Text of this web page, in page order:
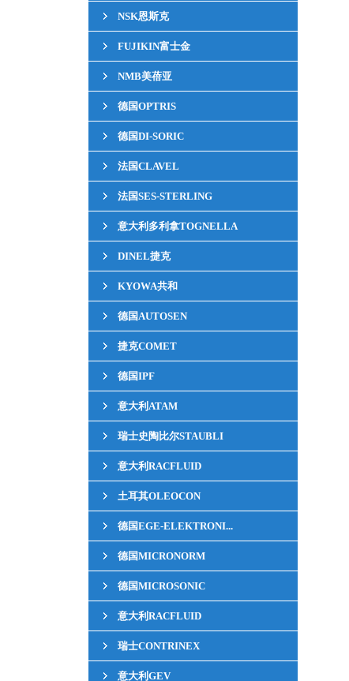
NSK恩斯克
FUJIKIN富士金
NMB美蓓亚
德国OPTRIS
德国DI-SORIC
法国CLAVEL
法国SES-STERLING
意大利多利拿TOGNELLA
DINEL捷克
KYOWA共和
德国AUTOSEN
捷克COMET
德国IPF
意大利ATAM
瑞士史陶比尔STAUBLI
意大利RACFLUID
土耳其OLEOCON
德国EGE-ELEKTRONI...
德国MICRONORM
德国MICROSONIC
意大利RACFLUID
瑞士CONTRINEX
意大利GEV